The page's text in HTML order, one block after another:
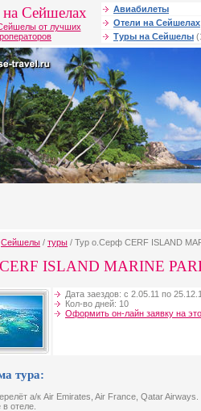
Сейшелах
от лучших
Авиабилеты
Отели на Сейшелах
Туры на Сейшелы
Сейшелы / туры / Тур о.Серф CERF ISLAND
ISLAND MARINE
Дата заездов: с 2.05.11 по
Кол-во дней: 10
Оформить он-лайн заявку на
тура:
а/к Air Emirates, Air France, Qatar
отеле.